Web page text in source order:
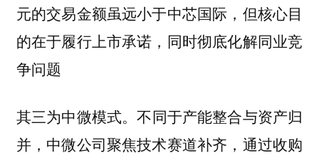
元的交易金额虽远小于中芯国际，但核心目
的在于履行上市承诺，同时彻底化解同业竞
争问题
其三为中微模式。不同于产能整合与资产归
并，中微公司聚焦技术赛道补齐，通过收购